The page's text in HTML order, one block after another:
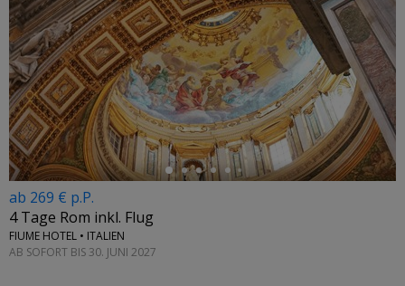
←
ab 269 € p.P.
4 Tage Rom inkl. Flug
FIUME HOTEL • ITALIEN
AB SOFORT BIS 30. JUNI 2027